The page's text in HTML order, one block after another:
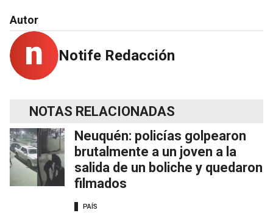
Autor
Notife Redacción
NOTAS RELACIONADAS
Neuquén: policías golpearon
brutalmente a un joven a la
salida de un boliche y quedaron
filmados
PAÍS